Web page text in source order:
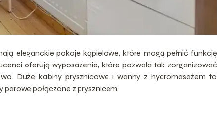
eleganckie pokoje kąpielowe, które mogą pełnić funkcję
oferują wyposażenie, które pozwala tak zorganizować
Duże kabiny prysznicowe i wanny z hydromasażem to
parowe połączone z prysznicem.